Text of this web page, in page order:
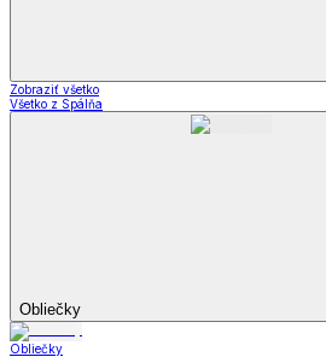
Zobraziť všetko
Všetko z Spálňa
Obliečky
Obliečky